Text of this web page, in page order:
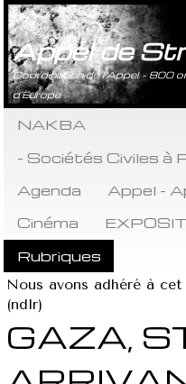
Appel de
Coordination de l’Appel - 800
d’Europe
NAKBA
- Sociétés Civiles à
Agenda
Appel -
Cinéma
Rubriques
Nous avons adhéré à
(ndlr)
GAZA,